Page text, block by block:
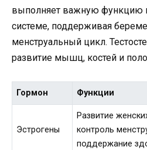
выполняет важную функцию
системе, поддерживая
менструальный цикл.
развитие мышц, костей и
Гормон Функции
Эстрогены
Развитие
контроль
поддержание